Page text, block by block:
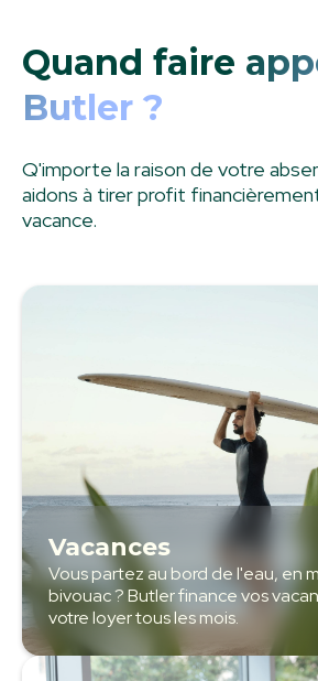
Quand faire
Butler ?
Q'importe la raison de votre
aidons à tirer profit
vacance.
Vacances
Vous partez au bord de l'eau, en
bivouac ? Butler finance vos
votre loyer tous les mois.